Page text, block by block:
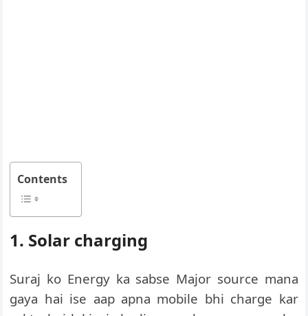
Contents
1. Solar charging
Suraj ko Energy ka sabse Major source mana
gaya hai ise aap apna mobile bhi charge kar